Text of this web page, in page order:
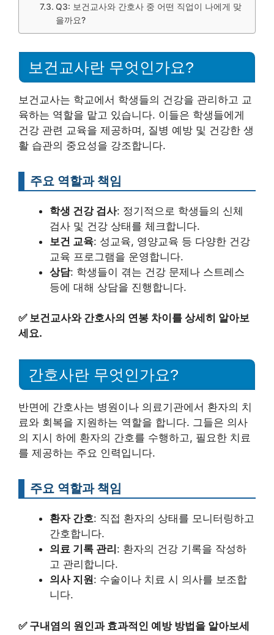
Q3: 보건교사와 간호사 중 어떤 직업이 나에게 맞
을까요?
보건교사란 무엇인가요?
보건교사는 학교에서 학생들의 건강을 관리하고 교
육하는 역할을 맡고 있습니다. 이들은 학생들에게
건강 관련 교육을 제공하며, 질병 예방 및 건강한 생
활 습관의 중요성을 강조합니다.
주요 역할과 책임
학생 건강 검사: 정기적으로 학생들의 신체
검사 및 건강 상태를 체크합니다.
보건 교육: 성교육, 영양교육 등 다양한 건강
교육 프로그램을 운영합니다.
상담: 학생들이 겪는 건강 문제나 스트레스
등에 대해 상담을 진행합니다.
✅ 보건교사와 간호사의 연봉 차이를 상세히 알아보
세요.
간호사란 무엇인가요?
반면에 간호사는 병원이나 의료기관에서 환자의 치
료와 회복을 지원하는 역할을 합니다. 그들은 의사
의 지시 하에 환자의 간호를 수행하고, 필요한 치료
를 제공하는 주요 인력입니다.
주요 역할과 책임
환자 간호: 직접 환자의 상태를 모니터링하고
간호합니다.
의료 기록 관리 : 환자의 건강 기록을 작성하
고 관리합니다.
의사 지원: 수술이나 치료 시 의사를 보조합
니다.
✅ 구내염의 원인과 효과적인 예방 방법을 알아보세